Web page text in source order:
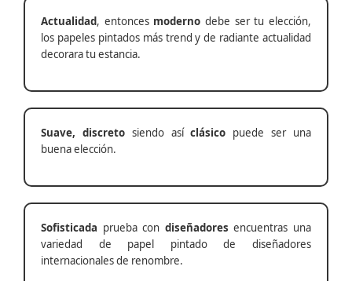
Actualidad, entonces moderno debe ser tu elección,
los papeles pintados más trend y de radiante actualidad
decorara tu estancia.
Suave, discretosiendo asíclásico puede ser una
buena elección.
Sofisticada prueba con diseñadores encuentras una
variedad de papel pintado de diseñadores
internacionales de renombre.